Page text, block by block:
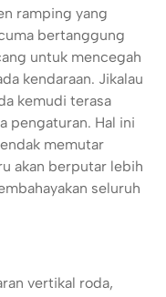
ramping yang
bertanggung
untuk mencegah
kendaraan. Jikalau
kemudi terasa
pengaturan. Hal ini
memutar
akan berputar lebih
seluruh
vertikal roda,